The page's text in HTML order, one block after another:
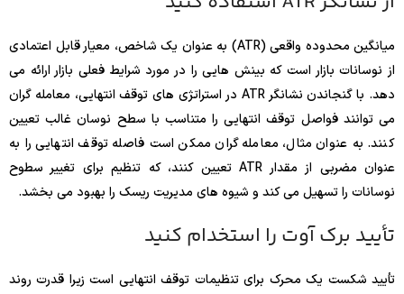
میانگین محدوده واقعی (ATR) به عنوان یک شاخص، معیار قابل اعتمادی
از نوسانات بازار است که بینش هایی را در مورد شرایط فعلی بازار ارائه می
دهد. با گنجاندن نشانگر ATR در استراتژی های توقف انتهایی، معامله گران
می توانند فواصل توقف انتهایی را متناسب با سطح نوسان غالب تعیین
کنند. به عنوان مثال، معامله گران ممکن است فاصله توقف انتهایی را به
عنوان مضربی از مقدار ATR تعیین کنند، که تنظیم برای تغییر سطوح
نوسانات را تسهیل می کند و شیوه های مدیریت ریسک را بهبود می بخشد.
تأیید برک آوت را استخدام کنید
تأیید شکست یک محرک برای تنظیمات توقف انتهایی است زیرا قدرت روند